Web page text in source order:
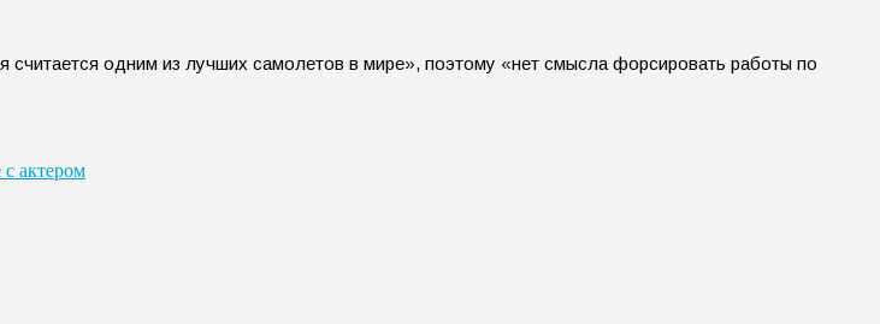
одним из лучших самолетов в мире», поэтому «нет смысла форсировать работы по
актером